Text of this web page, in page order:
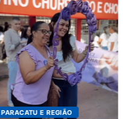
PARACATU E REGIÃO